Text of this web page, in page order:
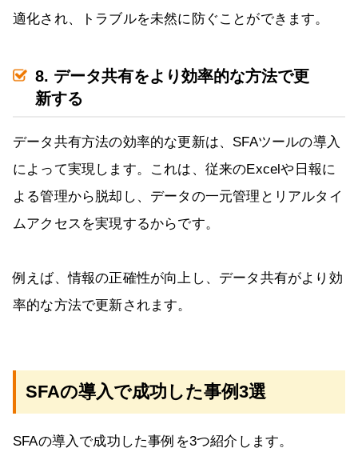
適化され、トラブルを未然に防ぐことができます。
8. データ共有をより効率的な方法で更
新する
データ共有方法の効率的な更新は、SFAツールの導入
によって実現します。これは、従来のExcelや日報に
よる管理から脱却し、データの一元管理とリアルタイ
ムアクセスを実現するからです。
例えば、情報の正確性が向上し、データ共有がより効
率的な方法で更新されます。
SFAの導入で成功した事例3選
SFAの導入で成功した事例を3つ紹介します。